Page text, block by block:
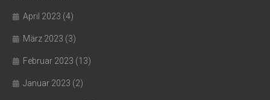
April 2023 (4)
März 2023 (3)
Februar 2023 (13)
Januar 2023 (2)